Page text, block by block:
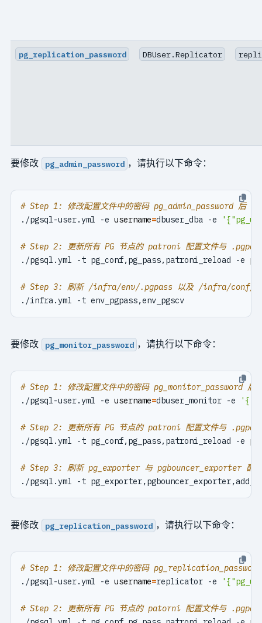
pg_replication_password DBUser.Replicator
要修改 pg_admin_password ，请执行以下命令：
# Step 1: 修改配置文件中的密码 pg_admin_password 后（重
./pgsql-user.yml -e username=dbuser_dba -e
# Step 2: 更新所有 PG 节点的 patroni 配置文件与
./pgsql.yml -t pg_conf,pg_pass,patroni_reload -e
# Step 3: 刷新 /infra/env/.pgpass 以及 /infra/conf/
./infra.yml -t env_pgpass,env_pgscv
要修改 pg_monitor_password ，请执行以下命令：
# Step 1: 修改配置文件中的密码 pg_monitor_password 后（
./pgsql-user.yml -e username=dbuser_monitor -e
# Step 2: 更新所有 PG 节点的 patroni 配置文件与
./pgsql.yml -t pg_conf,pg_pass,patroni_reload -e
# Step 3: 刷新 pg_exporter 与 pgbouncer_exporter 配置里
要修改 pg_replication_password ，请执行以下命令：
# Step 1: 修改配置文件中的密码 pg_replication_password
./pgsql-user.yml -e username=replicator -e
# Step 2: 更新所有 PG 节点的 patorni 配置文件与